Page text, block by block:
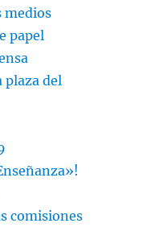
medios
papel
del
comisiones